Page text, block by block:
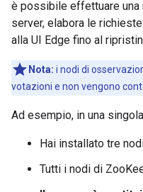
è possibile effettuare una
server, elabora le
alla UI Edge fino al
Nota: i nodi di
votazioni e non vengono
Ad esempio, in una
Hai installato tre
Tutti i nodi di